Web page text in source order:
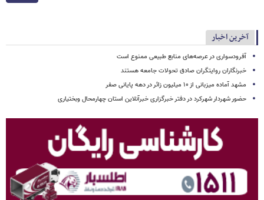
آخرین اخبار
آفرودسواری در عرصه‌های منابع طبیعی ممنوع است
خبرنگاران روایتگران صادق تحولات جامعه هستند
مشهد آماده میزبانی از ۱۰ میلیون زائر در دهه پایانی صفر
حضور شهردار شهرکرد در دفتر خبرگزاری خبرآنلاین استان چهارمحال وبختیاری